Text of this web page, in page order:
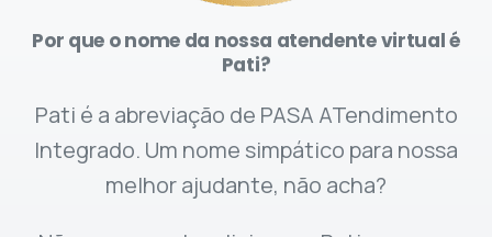
Por que onome da nossa atendentevirtualé
Pati?
Pati é a abreviação de PASA ATendimento
Integrado. Um nome simpático para nossa
melhor ajudante, não acha?